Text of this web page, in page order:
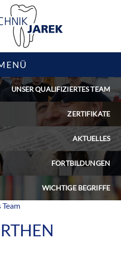
UNSER QUALIFIZIERTES TEAM
ZERTIFIKATE
AKTUELLES
FORTBILDUNGEN
WICHTIGE BEGRIFFE